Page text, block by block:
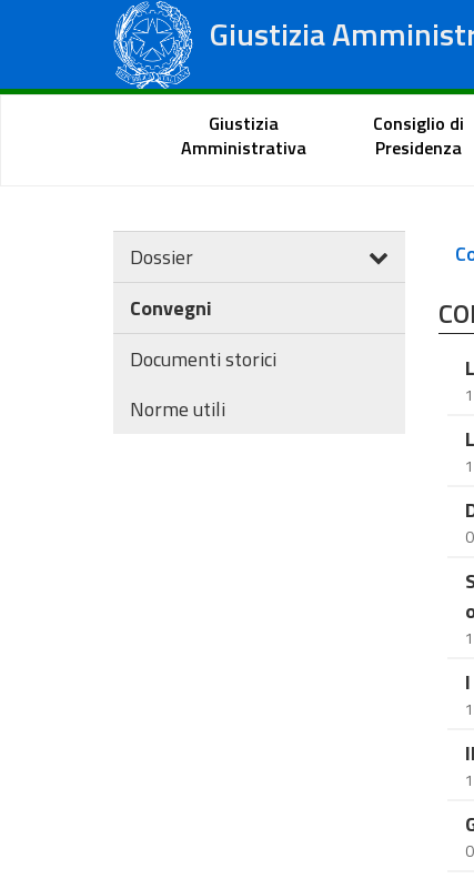
Giustizia
Tribunali Amministrativi
Portale del cittadino
Giustizia
Amministrativa
Consiglio di
Presidenza
Dossier
Convegni
Documenti storici
Norme utili